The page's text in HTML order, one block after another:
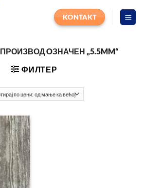
KONTAKT
ПРОИЗВОД OЗНАЧЕН „5.5MM“
ФИЛТЕР